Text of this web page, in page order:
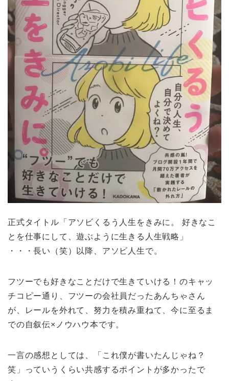
正式タイトル「アソビくるう人生をきみに。 好きなこ
とを仕事にして、遊ぶように生きる人生戦略」
・・・長い（笑）以降、アソビ人生で。
フツーでも好きなことだけで生きていける！のキャッ
チコピー通り、フツーの会社員だったあんちゃさん
が、レールを外れて、努力を積み重ねて、今に至るま
での自叙伝×ノウハウ本です。
一言の感想としては、「これ僕が書いたんじゃね？
笑」っていうくらい共感するポイントが多かったで